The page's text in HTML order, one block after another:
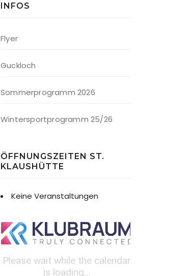
INFOS
Flyer
Guckloch
Sommerprogramm 2026
Wintersportprogramm 25/26
ÖFFNUNGSZEITEN ST.
KLAUSHÜTTE
Keine Veranstaltungen